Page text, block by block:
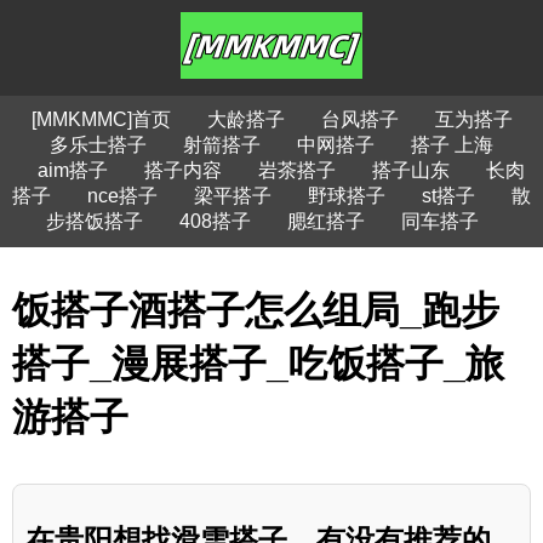
[MMKMMC]首页 大龄搭子 台风搭子
互为搭子
多乐士搭子
射箭搭子 中网搭子
搭子 上海
aim搭子
搭子内容 岩茶搭子 搭子山东
长肉
搭子
nce搭子 梁平搭子 野球搭子 st搭子
散
步搭饭搭子
408搭子 腮红搭子 同车搭子
饭搭子酒搭子怎么组局_跑步
搭子_漫展搭子_吃饭搭子_旅
游搭子